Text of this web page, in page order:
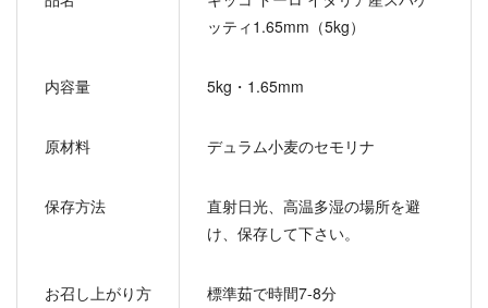
ッティ1.65mm（5kg）
内容量 5kg・1.65mm
原材料 デュラム小麦のセモリナ
保存方法
直射日光、高温多湿の場所を避
け、保存して下さい。
お召し上がり方 標準茹で時間7-8分